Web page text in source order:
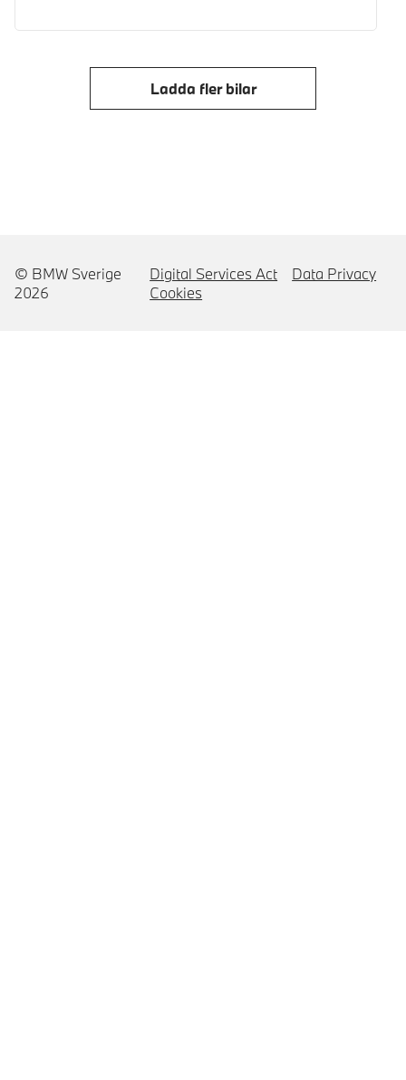
Ladda fler bilar
© BMW Sverige
2026
Digital Services Act
Data Privacy
Cookies